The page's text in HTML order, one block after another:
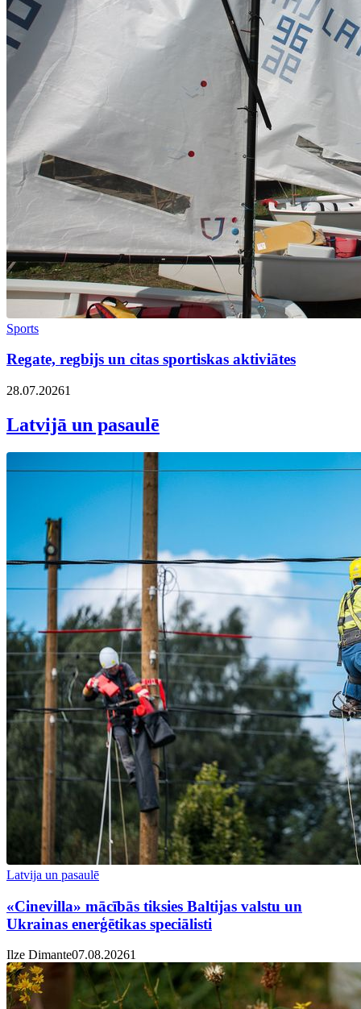
Sports
Regate, regbijs un citas sportiskas aktiviātes
28.07.20261
Latvijā un pasaulē
Latvija un pasaulē
«Cinevilla» mācībās tiksies Baltijas valstu un
Ukrainas enerģētikas speciālisti
Ilze Dimante07.08.20261